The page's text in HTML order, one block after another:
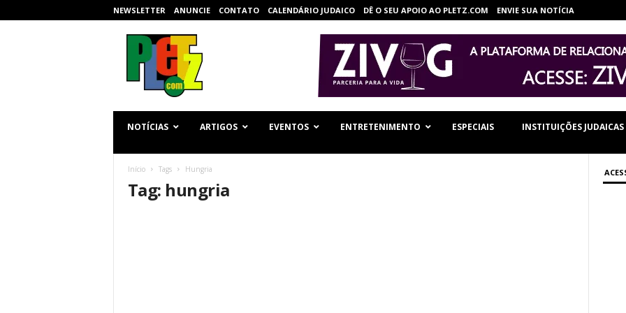
NEWSLETTER ANUNCIE CONTATO CALENDÁRIO JUDAICO DÊ O SEU APOIO AO PLETZ.COM ENVIE SUA NOTÍCIA
NOTÍCIAS ARTIGOS EVENTOS ENTRETENIMENTO ESPECIAIS INSTITUIÇÕES JUDAICAS
Início Tags Hungria
Tag: hungria